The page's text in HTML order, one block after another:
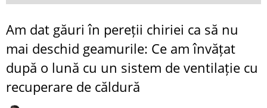
Am dat găuri în pereții chiriei ca să nu
mai deschid geamurile: Ce am învățat
după o lună cu un sistem de ventilație cu
recuperare de căldură